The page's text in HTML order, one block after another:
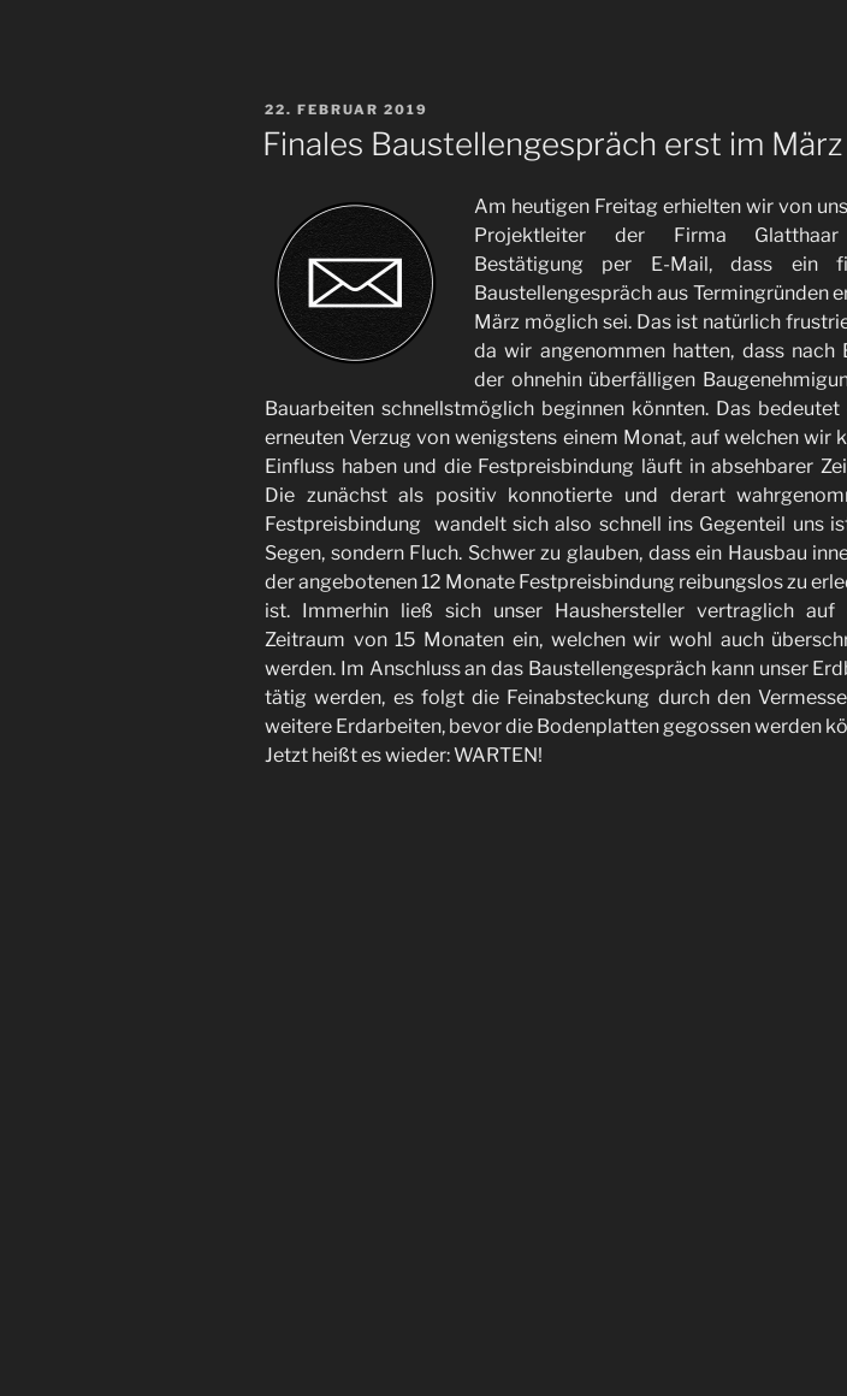
VERÖFFENTLICHT
AM
22. FEBRUAR 2019
Finales Baustellengespräch erst im März
Am heutigen Freitag erhielten wir von
Projektleiter der Firma
Bestätigung per E-Mail, dass ein
Baustellengespräch aus Termingründen
März möglich sei. Das ist natürlich
da wir angenommen hatten, dass nach
der ohnehin überfälligen
Bauarbeiten schnellstmöglich beginnen könnten. Das bedeutet
erneuten Verzug von wenigstens einem Monat, auf welchen wir
Einfluss haben und die Festpreisbindung läuft in absehbarer
Die zunächst als positiv konnotierte und derart
Festpreisbindung wandelt sich also schnell ins Gegenteil uns
Segen, sondern Fluch. Schwer zu glauben, dass ein Hausbau
der angebotenen 12 Monate Festpreisbindung reibungslos zu
ist. Immerhin ließ sich unser Haushersteller vertraglich auf
Zeitraum von 15 Monaten ein, welchen wir wohl auch
werden. Im Anschluss an das Baustellengespräch kann unser
tätig werden, es folgt die Feinabsteckung durch den
weitere Erdarbeiten, bevor die Bodenplatten gegossen werden
Jetzt heißt es wieder: WARTEN!